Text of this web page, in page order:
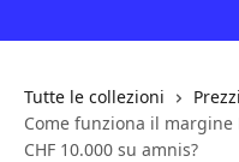
Tutte le collezioni
Come funziona il
CHF 10.000 su amnis?